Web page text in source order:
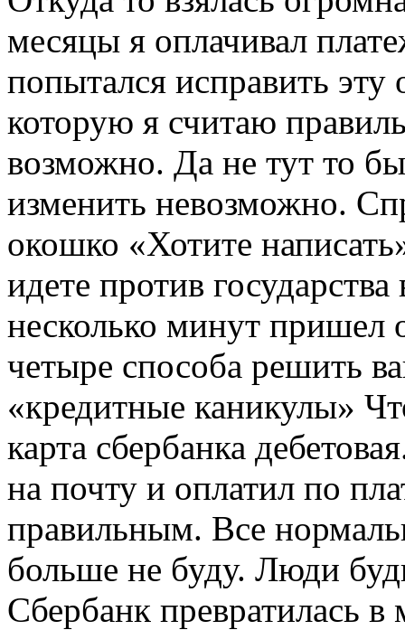
месяцы я оплачивал
попытался исправить
которую я считаю
возможно. Да не тут то
изменить невозможно.
окошко «Хотите
идете против
несколько минут пришел
четыре способа решить
«кредитные каникулы»
карта сбербанка
на почту и оплатил по
правильным. Все
больше не буду. Люди
Сбербанк превратилась в